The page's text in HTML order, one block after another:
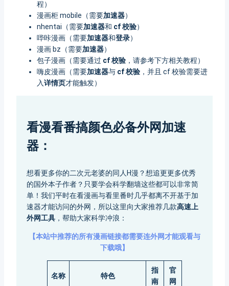
程）
漫画柜 mobile（需要加速器）
nhentai（需要加速器和 cf 校验）
哔咔漫画（需要加速器和登录）
漫画 bz（需要加速器）
包子漫画（需要通过 cf 校验 ，请参考下方相关教程）
嗨皮漫画（需要加速器与 cf 校验 ，并且 cf 校验需要进
入详情页才能触发）
看漫看番搞颜色必备外网加速
器：
想看更多你的二次元老婆的同人H漫？想追更更多优秀
的国外本子作者？只要学会科学翻墙这些都可以非常简
单！我们平时在看漫画与看里番时几乎都离不开基于加
速器才能访问的外网，所以这里向大家推荐几款高速上
外网工具 ，帮助大家科学冲浪：
【本站中推荐的所有漫画链接都需要连外网才能观看与
下载哦】
名称 特色
指
南
官
网